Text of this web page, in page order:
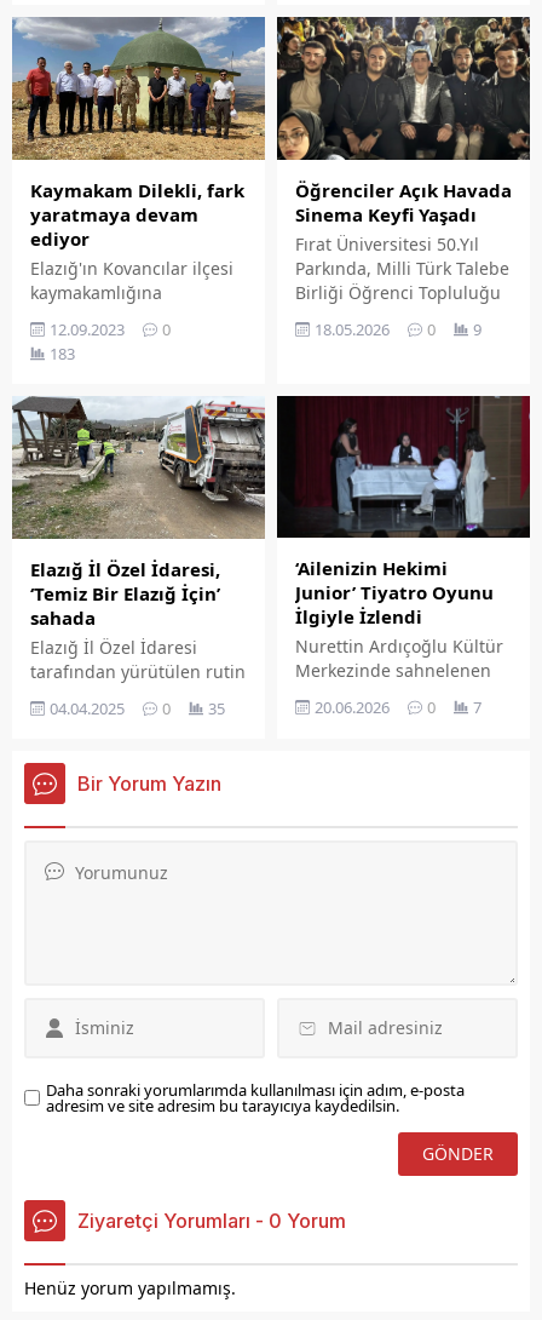
izleyiciler, yıllara damga
vurmuş eserlerle nostaljik
bir yolculuğa çıktı.
Başkanı İbrahim
Ormanoğlu ve Mollakendi
Belediye Başkanı Sabri
Yılmaz, İçişleri Bakan
Yardımcısı Mehmet
Sağlam'ı ziyaret etti.
Kaymakam Dilekli, fark
yaratmaya devam
ediyor
Elazığ'ın Kovancılar ilçesi
kaymakamlığına
atandıktan bu yana
yaptığı başarılı
çalışmalarla fark yaratan
Dilekli, ilçede bulunan ve
Peygamber Efendimizin
sahabelerinden Sultan
Kubeys hazretlerinin
türbesinin bakım onarımı
için harekete geçti...
12.09.2023
0
183
Öğrenciler Açık Havada
Sinema Keyfi Yaşadı
Fırat Üniversitesi 50.Yıl
Parkında, Milli Türk Talebe
Birliği Öğrenci Topluluğu
Üniversitesi Sinema
Gösterisi' gerçekleştirildi.
18.05.2026 0 9
Elazığ İl Özel İdaresi,
‘Temiz Bir Elazığ İçin’
sahada
Elazığ İl Özel İdaresi
tarafından yürütülen rutin
ediyor.
04.04.2025 0 35
‘Ailenizin Hekimi
Junior’ Tiyatro Oyunu
İlgiyle İzlendi
Nurettin Ardıçoğlu Kültür
Merkezinde sahnelenen
'Ailenizin Hekimi Junior'
adlı tiyatro oyunu, Elazığ
20.06.2026 0 7
Bir Yorum Yazın
Daha sonraki yorumlarımda kullanılması için adım, e-posta
adresim ve site adresim bu tarayıcıya kaydedilsin.
Ziyaretçi Yorumları - 0 Yorum
Henüz yorum yapılmamış.